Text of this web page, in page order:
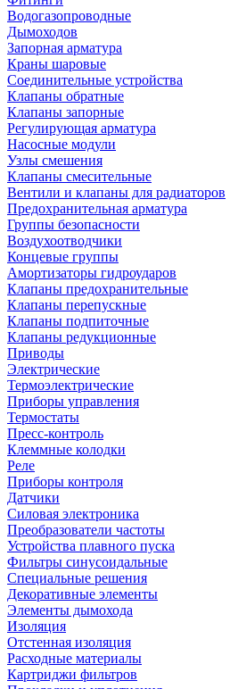
Водогазопроводные
Дымоходов
Запорная арматура
Краны шаровые
Соединительные устройства
Клапаны обратные
Клапаны запорные
Регулирующая арматура
Насосные модули
Узлы смешения
Клапаны смесительные
Вентили и клапаны для радиаторов
Предохранительная арматура
Группы безопасности
Воздухоотводчики
Концевые группы
Амортизаторы гидроударов
Клапаны предохранительные
Клапаны перепускные
Клапаны подпиточные
Клапаны редукционные
Приводы
Электрические
Термоэлектрические
Приборы управления
Термостаты
Пресс-контроль
Клеммные колодки
Реле
Приборы контроля
Датчики
Силовая электроника
Преобразователи частоты
Устройства плавного пуска
Фильтры синусоидальные
Специальные решения
Декоративные элементы
Элементы дымохода
Изоляция
Отстенная изоляция
Расходные материалы
Картриджи фильтров